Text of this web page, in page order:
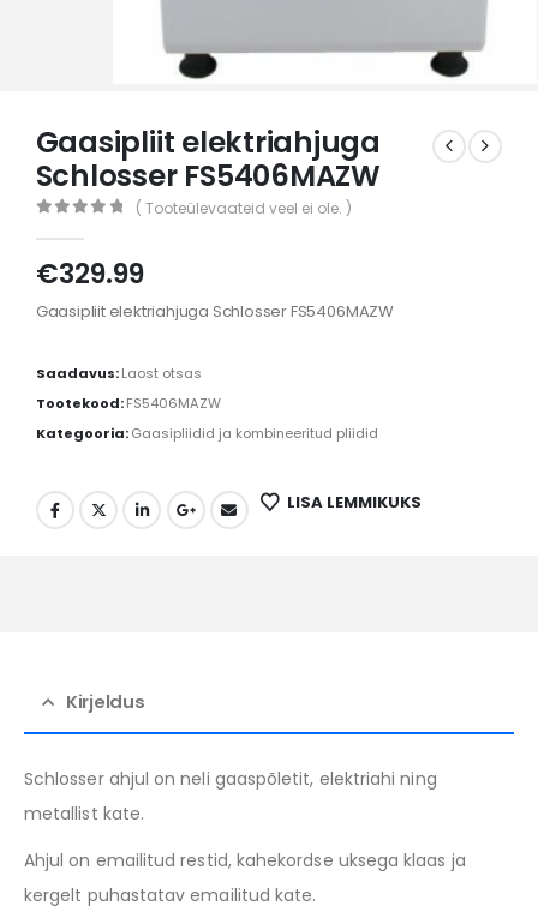
Gaasipliit elektriahjuga
Schlosser FS5406MAZW
( Tooteülevaateid veel ei ole. )
€329.99
Gaasipliit elektriahjuga Schlosser FS5406MAZW
Saadavus:Laost otsas
Tootekood:FS5406MAZW
Kategooria:Gaasipliidid ja kombineeritud pliidid
LISA LEMMIKUKS
Kirjeldus
Schlosser ahjul on neli gaaspõletit, elektriahi ning
metallist kate.
Ahjul on emailitud restid, kahekordse uksega klaas ja
kergelt puhastatav emailitud kate.